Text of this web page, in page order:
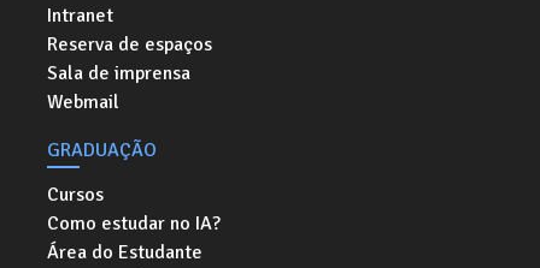
Intranet
Reserva de espaços
Sala de imprensa
Webmail
GRADUAÇÃO
Cursos
Como estudar no IA?
Área do Estudante